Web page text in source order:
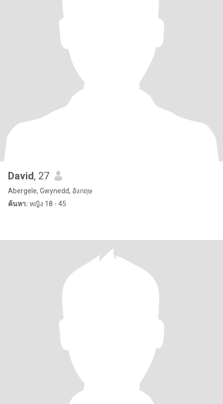
David, 27
Abergele, Gwynedd, อังกฤษ
ค้นหา: หญิง 18 - 45